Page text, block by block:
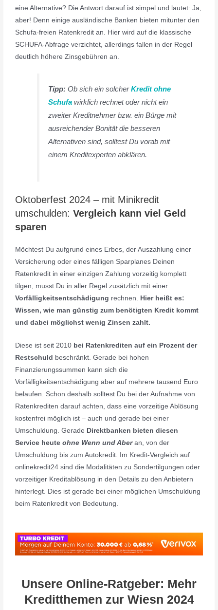
eine Alternative? Die Antwort darauf ist simpel und lautet: Ja,
aber! Denn einige ausländische Banken bieten mitunter den
Schufa-freien Ratenkredit an. Hier wird auf die klassische
SCHUFA-Abfrage verzichtet, allerdings fallen in der Regel
deutlich höhere Zinsgebühren an.
Tipp: Ob sich ein solcherKredit ohne
Schufa wirklich rechnet oder nicht ein
zweiter Kreditnehmer bzw. ein Bürge mit
ausreichender Bonität die besseren
Alternativen sind, solltest Du vorab mit
einem Kreditexperten abklären.
Oktoberfest 2024 – mit Minikredit
umschulden:Vergleich kann viel Geld
sparen
Möchtest Du aufgrund eines Erbes, der Auszahlung einer
Versicherung oder eines fälligen Sparplanes Deinen
Ratenkredit in einer einzigen Zahlung vorzeitig komplett
tilgen, musst Du in aller Regel zusätzlich mit einer
Vorfälligkeitsentschädigung rechnen.
Hier heißt es:
Wissen, wie man günstig zum benötigten Kredit kommt
und dabei möglichst wenig Zinsen zahlt.
Diese ist seit 2010 bei Ratenkrediten auf ein Prozent der
Restschuld beschränkt. Gerade bei hohen
Finanzierungssummen kann sich die
Vorfälligkeitsentschädigung aber auf mehrere tausend Euro
belaufen. Schon deshalb solltest Du bei der Aufnahme von
Ratenkrediten darauf achten, dass eine vorzeitige Ablösung
kostenfrei möglich ist – auch und gerade bei einer
Umschuldung. Gerade Direktbanken bieten diesen
Service heuteohne Wenn und Aber an, von der
Umschuldung bis zum Autokredit. Im Kredit-Vergleich auf
onlinekredit24 sind die Modalitäten zu Sondertilgungen oder
vorzeitiger Kreditablösung in den Details zu den Anbietern
hinterlegt. Dies ist gerade bei einer möglichen Umschuldung
beim Ratenkredit von Bedeutung.
Unsere Online-Ratgeber: Mehr
Kreditthemen zur Wiesn 2024